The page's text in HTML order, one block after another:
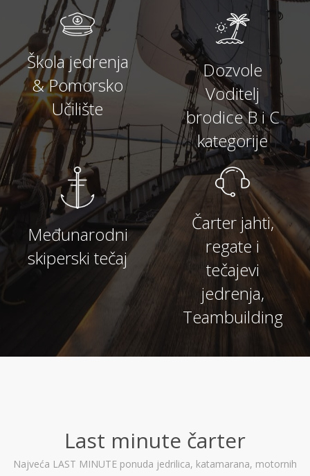
Škola jedrenja
& Pomorsko
Učilište
Dozvole
Voditelj
brodice B i C
kategorije
Međunarodni
skiperski tečaj
Čarter jahti,
regate i
tečajevi
jedrenja,
Teambuilding
Last minute čarter
Najveća LAST MINUTE ponuda jedrilica, katamarana, motornih